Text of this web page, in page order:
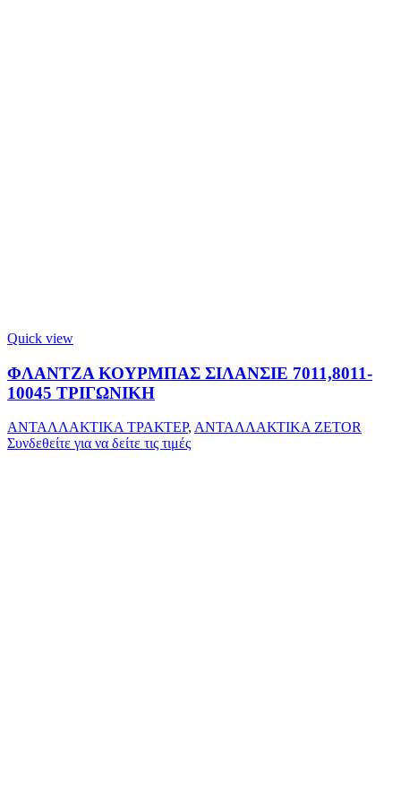
Quick view
ΦΛΑΝΤΖΑ ΚΟΥΡΜΠΑΣ ΣΙΛΑΝΣΙΕ 7011,8011-
10045 ΤΡΙΓΩΝΙΚΗ
ΑΝΤΑΛΛΑΚΤΙΚΑ ΤΡΑΚΤΕΡ, ΑΝΤΑΛΛΑΚΤΙΚΑ ZETOR
Συνδεθείτε για να δείτε τις τιμές